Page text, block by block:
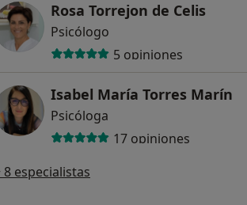
Rosa Torrejon de Celis
Psicólogo
5 opiniones
Isabel María Torres Marín
Psicóloga
17 opiniones
8 especialistas